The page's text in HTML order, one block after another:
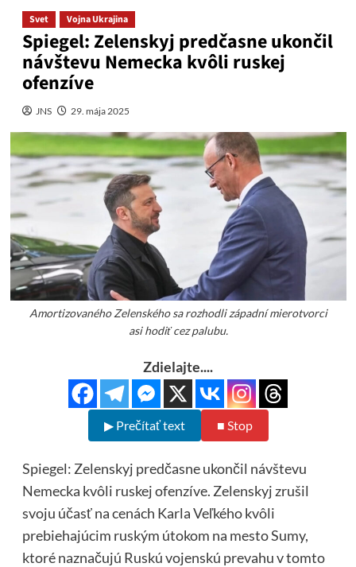
Svet Vojna Ukrajina
Spiegel: Zelenskyj predčasne ukončil
návštevu Nemecka kvôli ruskej
ofenzíve
JNS 29. mája 2025
Amortizovaného Zelenského sa rozhodli západní mierotvorci
asi hodiť cez palubu.
Zdielajte....
▶ Prečítať text ■ Stop
Spiegel: Zelenskyj predčasne ukončil návštevu
Nemecka kvôli ruskej ofenzíve. Zelenskyj zrušil
svoju účasť na cenách Karla Veľkého kvôli
prebiehajúcim ruským útokom na mesto Sumy,
ktoré naznačujú Ruskú vojenskú prevahu v tomto